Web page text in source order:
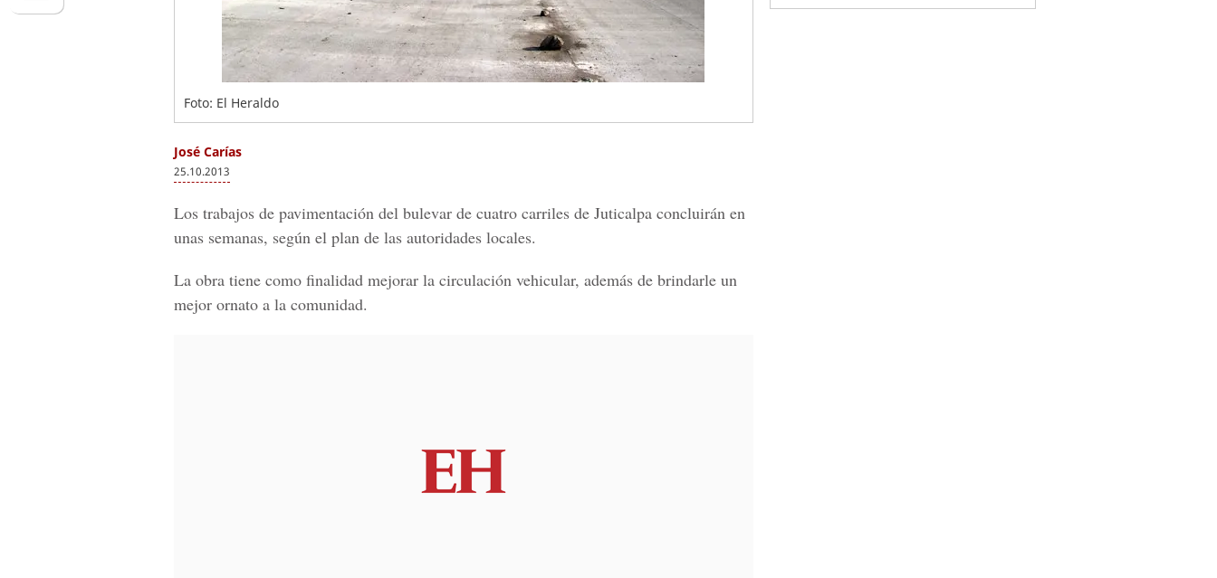
Foto: El Heraldo
José Carías
25.10.2013
Los trabajos de pavimentación del bulevar de cuatro carriles de Juticalpa concluirán en
unas semanas, según el plan de las autoridades locales.
La obra tiene como finalidad mejorar la circulación vehicular, además de brindarle un
mejor ornato a la comunidad.